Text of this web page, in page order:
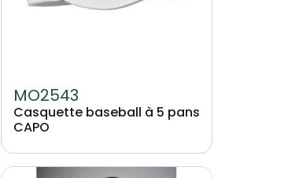
MO2543
Casquette baseball à 5 pans
CAPO